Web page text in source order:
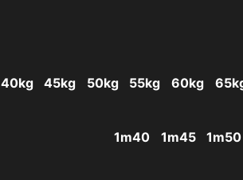
40kg 45kg 50kg 55kg 60kg
1m40 1m45 1m50